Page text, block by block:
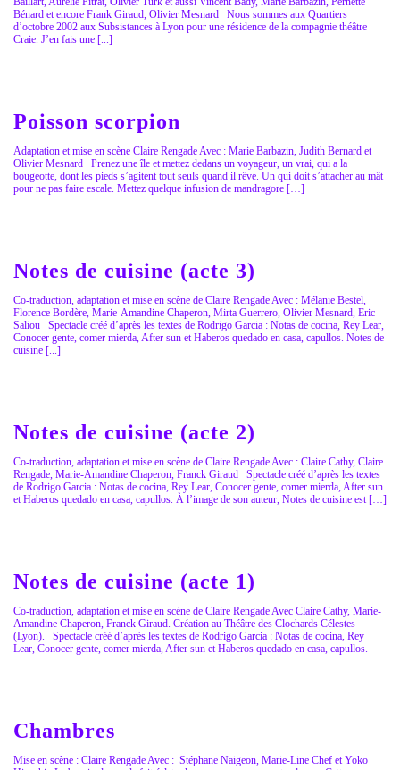
Bénard et encore Frank Giraud, Olivier Mesnard Nous sommes aux Quartiers
d’octobre 2002 aux Subsistances à Lyon pour une résidence de la compagnie théâtre
Craie. J’en fais une [...]
Poisson scorpion
Adaptation et mise en scène Claire Rengade Avec : Marie Barbazin, Judith Bernard et
Olivier Mesnard Prenez une île et mettez dedans un voyageur, un vrai, qui a la
bougeotte, dont les pieds s’agitent tout seuls quand il rêve. Un qui doit s’attacher au mât
pour ne pas faire escale. Mettez quelque infusion de mandragore […]
Notes de cuisine (acte 3)
Co-traduction, adaptation et mise en scène de Claire Rengade Avec : Mélanie Bestel,
Florence Bordère, Marie-Amandine Chaperon, Mirta Guerrero, Olivier Mesnard, Eric
Saliou Spectacle créé d’après les textes de Rodrigo Garcia : Notas de cocina, Rey Lear,
Conocer gente, comer mierda, After sun et Haberos quedado en casa, capullos. Notes de
cuisine [...]
Notes de cuisine (acte 2)
Co-traduction, adaptation et mise en scène de Claire Rengade Avec : Claire Cathy, Claire
Rengade, Marie-Amandine Chaperon, Franck Giraud Spectacle créé d’après les textes
de Rodrigo Garcia : Notas de cocina, Rey Lear, Conocer gente, comer mierda, After sun
et Haberos quedado en casa, capullos. À l’image de son auteur, Notes de cuisine est […]
Notes de cuisine (acte 1)
Co-traduction, adaptation et mise en scène de Claire Rengade Avec Claire Cathy, Marie-
Amandine Chaperon, Franck Giraud. Création au Théâtre des Clochards Célestes
(Lyon). Spectacle créé d’après les textes de Rodrigo Garcia : Notas de cocina, Rey
Lear, Conocer gente, comer mierda, After sun et Haberos quedado en casa, capullos.
Chambres
Mise en scène : Claire Rengade Avec : Stéphane Naigeon, Marie-Line Chef et Yoko